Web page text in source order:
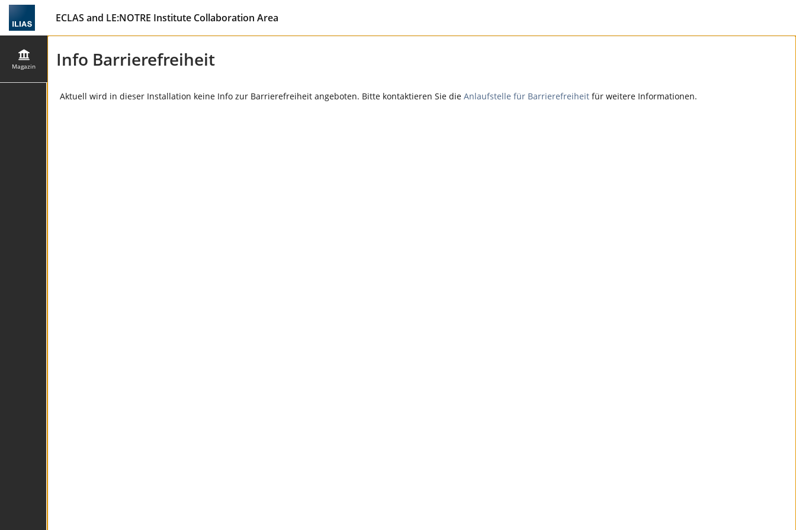
ECLAS and LE:NOTRE Institute Collaboration Area
Magazin Info Barrierefreiheit
Aktuell wird in dieser Installation keine Info zur Barrierefreiheit angeboten. Bitte kontaktieren Sie die Anlaufstelle für Barrierefreiheit für weitere Informationen.